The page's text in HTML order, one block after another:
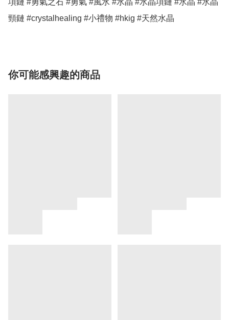
項鏈 #勇氣之石 #勇氣 #風水 #水晶 #水晶項鏈 #水晶 #水晶
你可能感興趣的商品